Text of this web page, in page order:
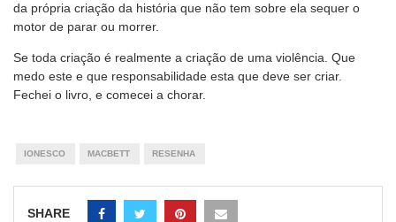
da própria criação da história que não tem sobre ela sequer o
motor de parar ou morrer.
Se toda criação é realmente a criação de uma violência. Que
medo este e que responsabilidade esta que deve ser criar.
Fechei o livro, e comecei a chorar.
IONESCO MACBETT RESENHA
SHARE